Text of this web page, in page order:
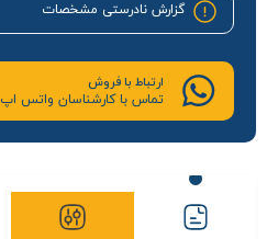
گزارش نادرستی مشخصات
ارتباط با فروش
تماس با کارشناسان واتس اپ